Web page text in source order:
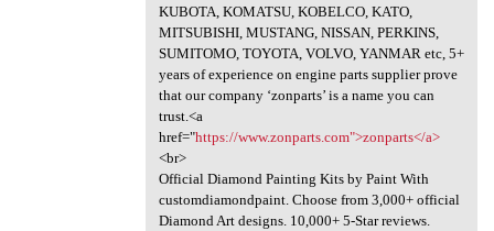
KUBOTA, KOMATSU, KOBELCO, KATO,
MITSUBISHI, MUSTANG, NISSAN, PERKINS,
SUMITOMO, TOYOTA, VOLVO, YANMAR etc, 5+
years of experience on engine parts supplier prove
that our company ‘zonparts’ is a name you can
trust.<a
href="https://www.zonparts.com">zonparts</a>
<br>
Official Diamond Painting Kits by Paint With
customdiamondpaint. Choose from 3,000+ official
Diamond Art designs. 10,000+ 5-Star reviews.